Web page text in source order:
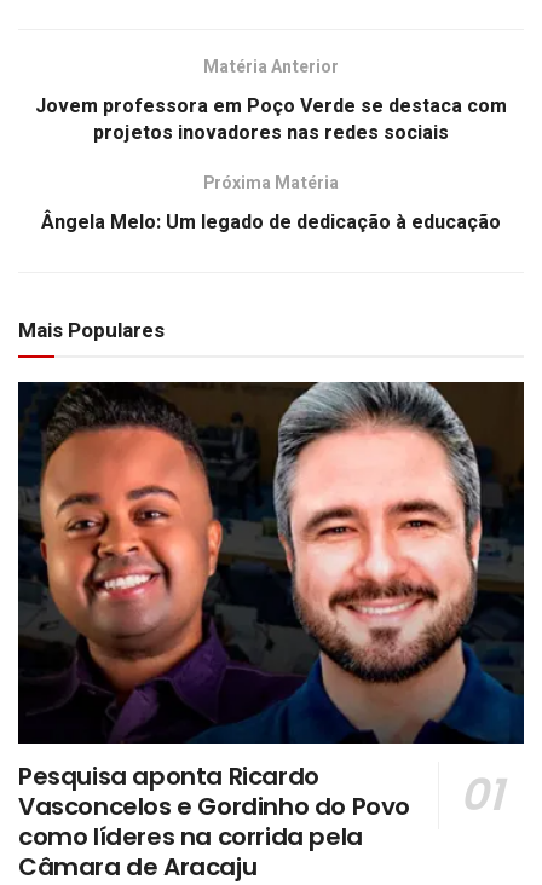
Matéria Anterior
Jovem professora em Poço Verde se destaca com
projetos inovadores nas redes sociais
Próxima Matéria
Ângela Melo: Um legado de dedicação à educação
Mais Populares
Pesquisa aponta Ricardo
Vasconcelos e Gordinho do Povo
como líderes na corrida pela
Câmara de Aracaju